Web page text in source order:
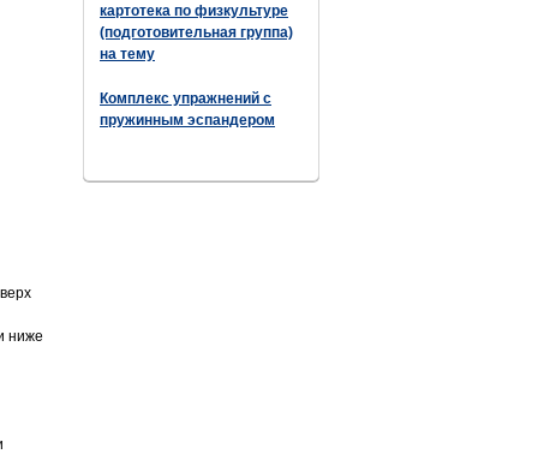
картотека по физкультуре
(подготовительная группа)
на тему
Комплекс упражнений с
пружинным эспандером
ниже